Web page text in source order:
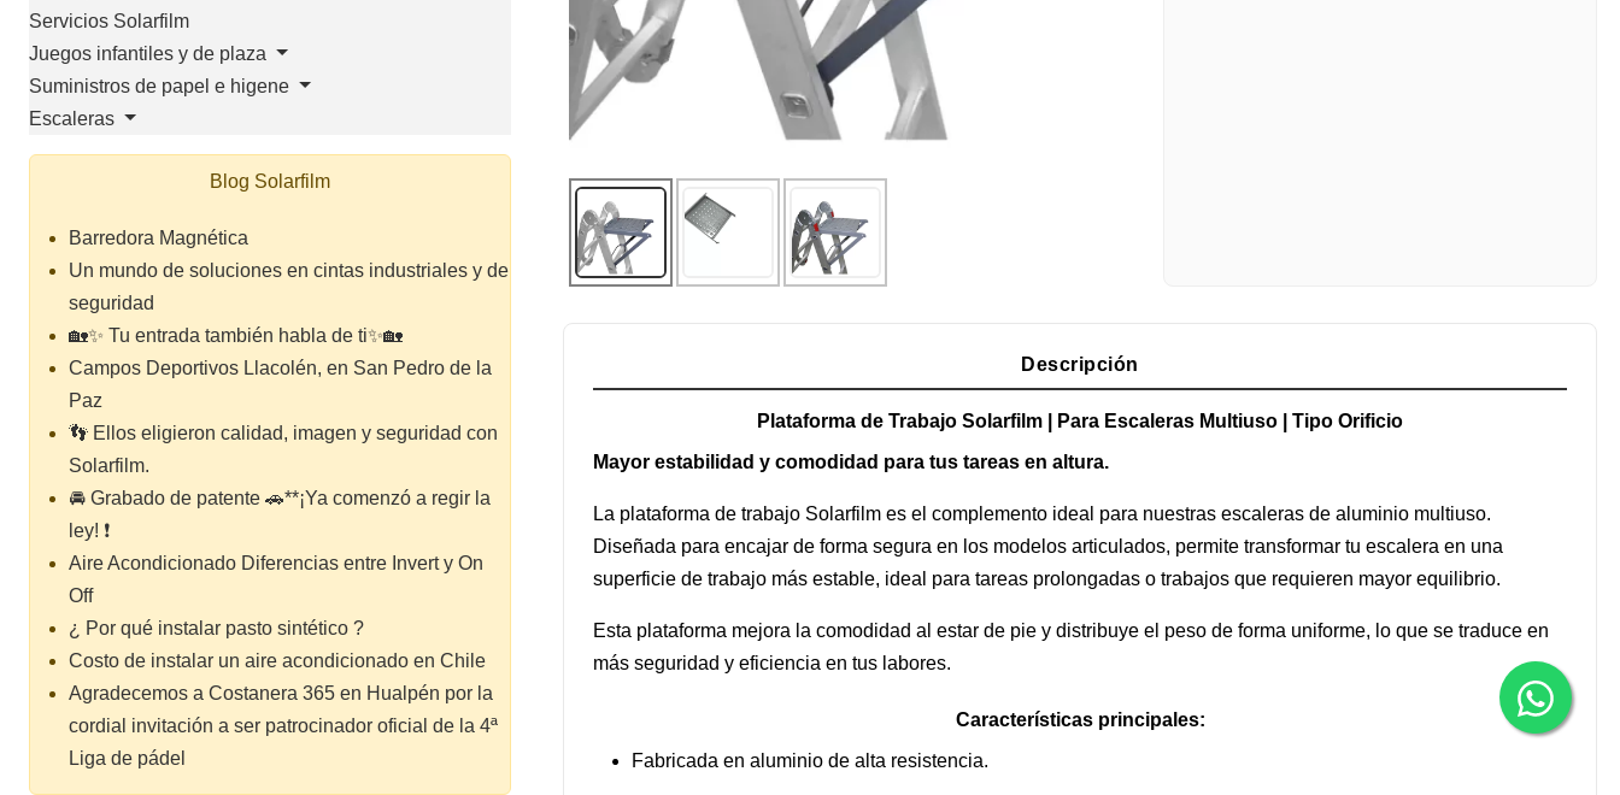
Servicios Solarfilm
Juegos infantiles y de plaza
Suministros de papel e higene
Escaleras
Blog Solarfilm
Barredora Magnética
Un mundo de soluciones en cintas industriales y de
seguridad
🏡✨ Tu entrada también habla de ti✨🏡
Campos Deportivos Llacolén, en San Pedro de la
Paz
👣 Ellos eligieron calidad, imagen y seguridad con
Solarfilm.
🚘 Grabado de patente 🚗**¡Ya comenzó a regir la
ley! ❗
Aire Acondicionado Diferencias entre Invert y On
Off
¿ Por qué instalar pasto sintético ?
Costo de instalar un aire acondicionado en Chile
Agradecemos a Costanera 365 en Hualpén por la
cordial invitación a ser patrocinador oficial de la 4ª
Liga de pádel
Descripción
Plataforma de Trabajo Solarfilm | Para Escaleras Multiuso | Tipo Orificio
Mayor estabilidad y comodidad para tus tareas en altura.
La plataforma de trabajo Solarfilm es el complemento ideal para nuestras escaleras de aluminio multiuso.
Diseñada para encajar de forma segura en los modelos articulados, permite transformar tu escalera en una
superficie de trabajo más estable, ideal para tareas prolongadas o trabajos que requieren mayor equilibrio.
Esta plataforma mejora la comodidad al estar de pie y distribuye el peso de forma uniforme, lo que se traduce en
más seguridad y eficiencia en tus labores.
Características principales:
Fabricada en aluminio de alta resistencia.